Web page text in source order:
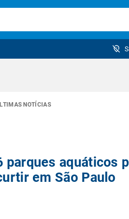
NOTÍCIAS
parques aquáticos
em São Paulo
brasileiro